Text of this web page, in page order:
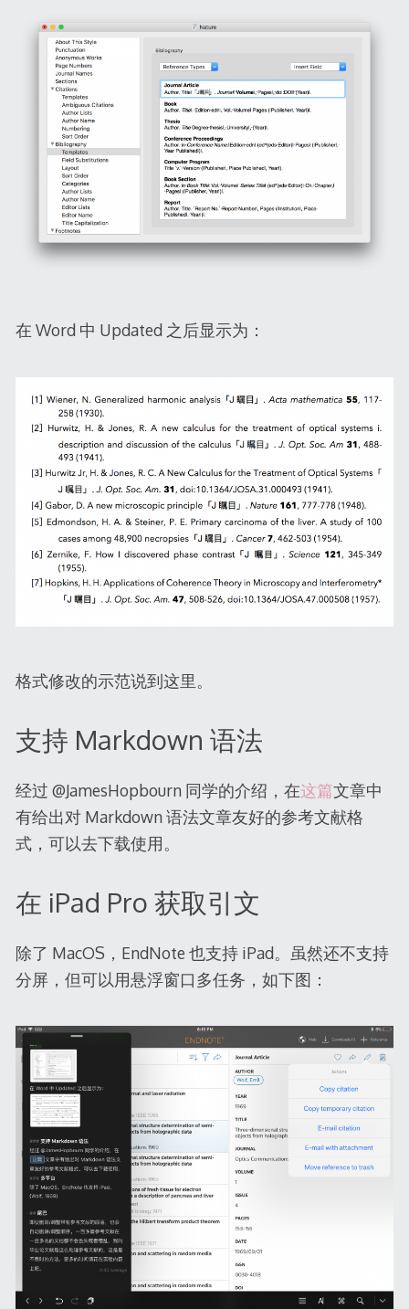
在 Word 中 Updated 之后显示为：
格式修改的示范说到这里。
支持 Markdown 语法
经过 @JamesHopbourn 同学的介绍，在这篇文章中
有给出对 Markdown 语法文章友好的参考文献格
式，可以去下载使用。
在 iPad Pro 获取引文
除了 MacOS，EndNote 也支持 iPad。虽然还不支持
分屏，但可以用悬浮窗口多任务，如下图：